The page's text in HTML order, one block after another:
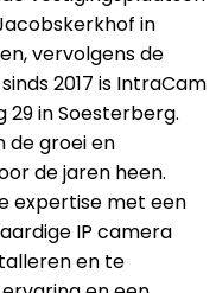
in
vervolgens de
2017 is IntraCam
in Soesterberg.
de groei en
de jaren heen.
expertise met een
IP camera
en te